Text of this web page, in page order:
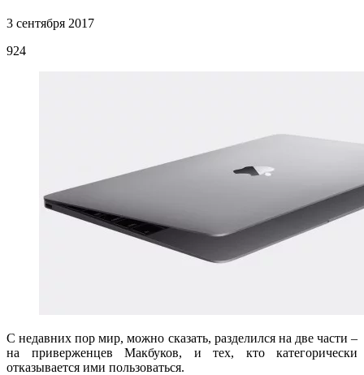
3 сентября 2017
924
С недавних пор мир, можно сказать, разделился на две части –
на приверженцев Макбуков, и тех, кто категорически
отказывается ими пользоваться.